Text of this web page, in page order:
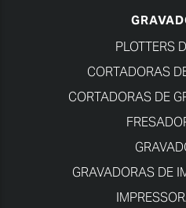
PLOTTERS
CORTADORAS
CORTADORAS DE
GRAVADORAS DE